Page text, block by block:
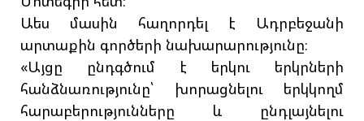
Աես մասին հաղորդել է Ադրբեջանի
արտաքին գործերի նախարարությունը։
«Այցը ընդգծում է երկու երկրների
հանձնառությունը՝ խորացնելու երկկողմ
հարաբերությունները և ընդլայնելու